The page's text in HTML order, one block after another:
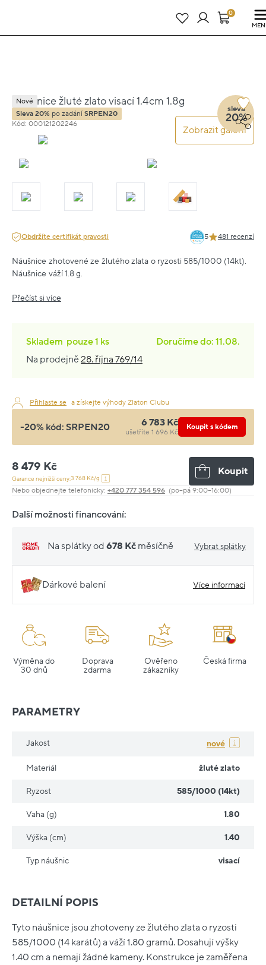
24 dní : 23h : 32m : 36s0
Náušnice žluté zlato visací 1.4cm 1.8g
Kód: 000121202246
Zobrazit galerii
Nové
Sleva 20% po zadání SRPEN20
sleva
20%
Obdržíte certifikát pravosti 5 481 recenzí
Náušnice zhotovené ze žlutého zlata o ryzosti 585/1000 (14kt).
Náušnice váží 1.8 g.
Přečíst si více
Skladem pouze1 ks
Doručíme do: 11.08.
Na prodejně28. října 769/14
Přihlaste se a získejte výhody Zlaton Clubu
-20% kód: SRPEN20 6 783 Kč
ušetříte 1 696 Kč
Koupit s kódem
8 479 Kč
Garance nejnižší ceny:3 768 Kč/g
Koupit
Nebo objednejte telefonicky: +420 777 354 596 (po–pá 9:00–16:00)
Další možnosti financování:
Na splátky od 678 Kč měsíčně Vybrat splátky
Dárkové balení Více informací
Výměna do
30 dnů
Doprava
zdarma
Ověřeno
zákazníky
Česká firma
DETAILNÍ POPIS
Tyto náušnice jsou zhotoveny ze žlutého zlata o ryzosti
585/1000 (14 karátů) a váží 1.80 gramů. Dosahují výšky
1.40 cm a nemají žádné kameny. Konstrukce je zaměřena
PARAMETRY
Jakost nové
Materiál žluté zlato
Ryzost 585/1000 (14kt)
Vaha (g) 1.80
Výška (cm) 1.40
Typ náušnic visací